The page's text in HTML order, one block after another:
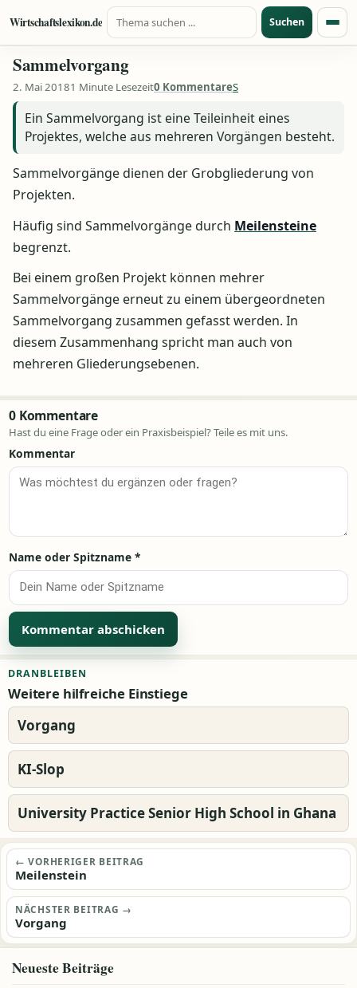
Zum Inhalt springen
Wirtschaftslexikon.de
Suche nach:
Suchen
Sammelvorgang
2. Mai 20181 Minute Lesezeit0 KommentareS
Ein Sammelvorgang ist eine Teileinheit eines
Projektes, welche aus mehreren Vorgängen besteht.
Sammelvorgänge dienen der Grobgliederung von
Projekten.
Häufig sind Sammelvorgänge durch Meilensteine
begrenzt.
Bei einem großen Projekt können mehrer
Sammelvorgänge erneut zu einem übergeordneten
Sammelvorgang zusammen gefasst werden. In
diesem Zusammenhang spricht man auch von
mehreren Gliederungsebenen.
0 Kommentare
Hast du eine Frage oder ein Praxisbeispiel? Teile es mit uns.
Kommentar
Name oder Spitzname *
DRANBLEIBEN
Weitere hilfreiche Einstiege
Vorgang
KI-Slop
University Practice Senior High School in Ghana
Beitragsnavigation
← VORHERIGER BEITRAG
Meilenstein
NÄCHSTER BEITRAG →
Vorgang
Neueste Beiträge